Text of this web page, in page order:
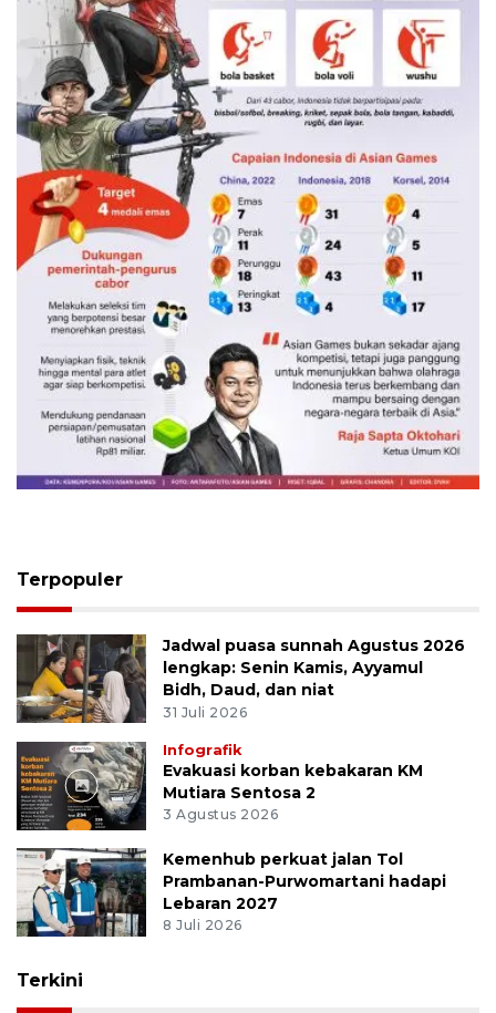
Kontingen Indonesia di Asian Games
2026
4 Agustus 2026
Terpopuler
Jadwal puasa sunnah Agustus 2026
lengkap: Senin Kamis, Ayyamul
Bidh, Daud, dan niat
31 Juli 2026
Infografik
Evakuasi korban kebakaran KM
Mutiara Sentosa 2
3 Agustus 2026
Kemenhub perkuat jalan Tol
Prambanan-Purwomartani hadapi
Lebaran 2027
8 Juli 2026
Terkini